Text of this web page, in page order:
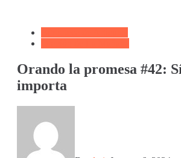
Orando la promesa #42:
importa